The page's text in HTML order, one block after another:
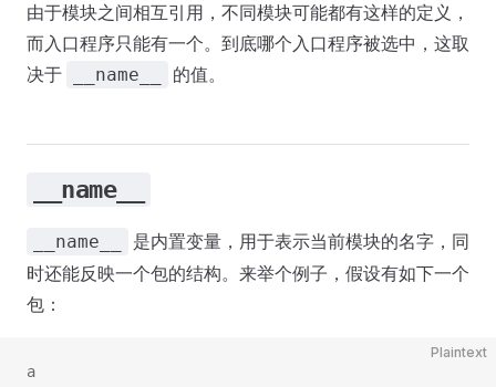
由于模块之间相互引用，不同模块可能都有这样的定义，
而入口程序只能有一个。到底哪个入口程序被选中，这取
决于
__name__ 的值。
__name__
__name__
是内置变量，用于表示当前模块的名字，同
时还能反映一个包的结构。来举个例子，假设有如下一个
包：
Plaintext
a